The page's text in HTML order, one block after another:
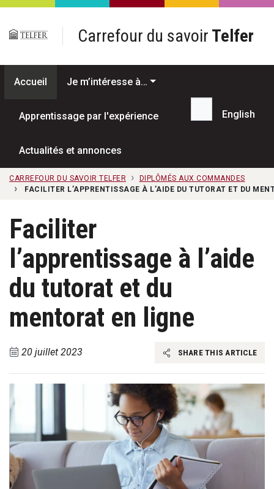
Passer au contenu principal
Carrefour du savoir Telfer
Accueil Je m’intéresse à…
Apprentissage par l'expérience
Actualités et annonces
Recherche...
English
CARREFOUR DU SAVOIR TELFER
DIPLÔMÉS AUX COMMANDES
FACILITER L’APPRENTISSAGE À L’AIDE DU TUTORAT ET DU
Faciliter
l’apprentissage à l’aide
du tutorat et du
mentorat en ligne
20 juillet 2023 SHARE THIS ARTICLE